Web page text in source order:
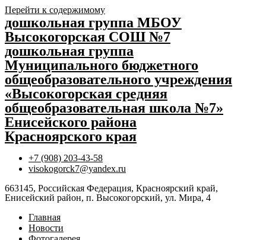
Перейти к содержимому
дошкольная группа МБОУ
Высокогорская СОШ №7
дошкольная группа
Муниципального бюджетного
общеобразовательного учреждения
«Высокогорская средняя
общеобразовательная школа №7»
Енисейского района
Красноярского края
+7 (908) 203-43-58
visokogorck7@yandex.ru
663145, Российская Федерация, Красноярский край,
Енисейский район, п. Высокогорский, ул. Мира, 4
Главная
Новости